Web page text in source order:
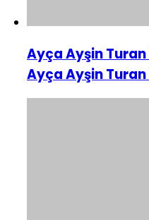
Ayça Ayşin
Ayça Ayşin